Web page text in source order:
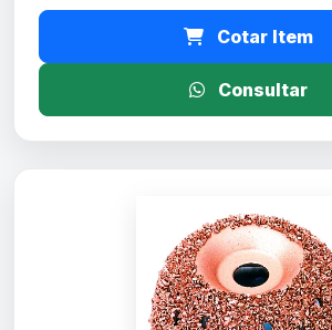
Cotar Item
Consultar